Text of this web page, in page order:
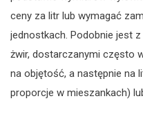
ceny za litr lub wymagać
jednostkach. Podobnie jest
żwir, dostarczanymi często
na objętość, a następnie na
proporcje w mieszankach)